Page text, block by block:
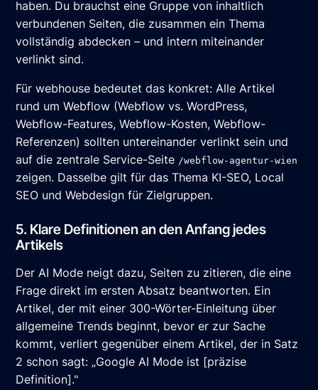
haben. Du brauchst eine Gruppe von inhaltlich
verbundenen Seiten, die zusammen ein Thema
vollständig abdecken – und intern miteinander
verlinkt sind.
Für webhouse bedeutet das konkret: Alle Artikel
rund um Webflow (Webflow vs. WordPress,
Webflow-Features, Webflow-Kosten, Webflow-
Referenzen) sollten untereinander verlinkt sein und
auf die zentrale Service-Seite /webflow-agentur-wien
zeigen. Dasselbe gilt für das Thema KI-SEO, Local
SEO und Webdesign für Zielgruppen.
5. Klare Definitionen an den Anfang jedes
Artikels
Der AI Mode neigt dazu, Seiten zu zitieren, die eine
Frage direkt im ersten Absatz beantworten. Ein
Artikel, der mit einer 300-Wörter-Einleitung über
allgemeine Trends beginnt, bevor er zur Sache
kommt, verliert gegenüber einem Artikel, der in Satz
2 schon sagt: „Google AI Mode ist [präzise
Definition]."